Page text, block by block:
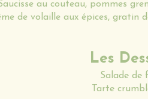
au couteau, pommes
de volaille aux épices, gratin
Les
Salade de
Tarte